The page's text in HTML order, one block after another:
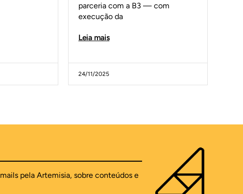
parceria com a B3 — com
execução da
Leia mais
24/11/2025
pela Artemisia, sobre conteúdos e